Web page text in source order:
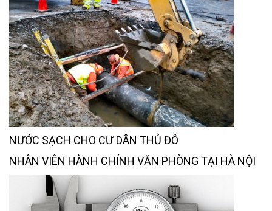
NƯỚC SẠCH CHO CƯ DÂN THỦ ĐÔ
NHÂN VIÊN HÀNH CHÍNH VĂN PHÒNG TẠI HÀ NỘI